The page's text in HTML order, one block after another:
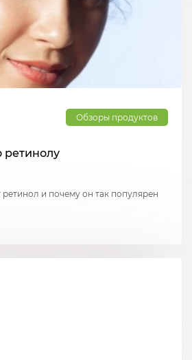
Обзоры продуктов
ретинолу
и почему он так популярен